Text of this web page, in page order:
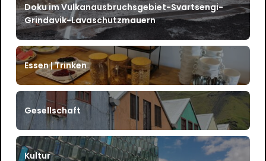
Doku im Vulkanausbruchsgebiet-Svartsengi-
Grindavik-Lavaschutzmauern
Essen | Trinken
Gesellschaft
Kultur